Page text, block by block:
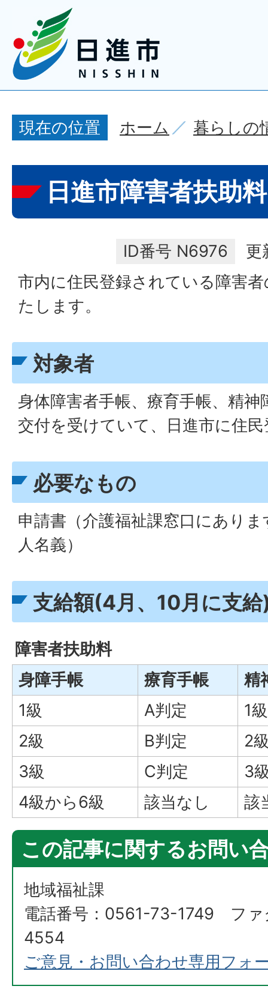
現在の位置 ホーム 暮らしの
日進市障害者扶助料
ID番号 N6976
更
市内に住民登録されている障害
たします。
対象者
身体障害者手帳、療育手帳、精神
交付を受けていて、日進市に住
必要なもの
申請書（介護福祉課窓口にあり
人名義）
支給額(4月、10月に支
障害者扶助料
身障手帳
療育手帳
精
1級
A判定
1級
2級
B判定
2
3級
C判定
3
4級から6級
該当なし 該
この記事に関するお問い
地域福祉課
電話番号：0561-73-1749 フ
4554
ご意見・お問い合わせ専用フォ